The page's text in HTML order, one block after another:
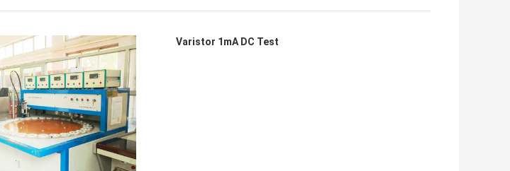
AC DC aging Test system (1)